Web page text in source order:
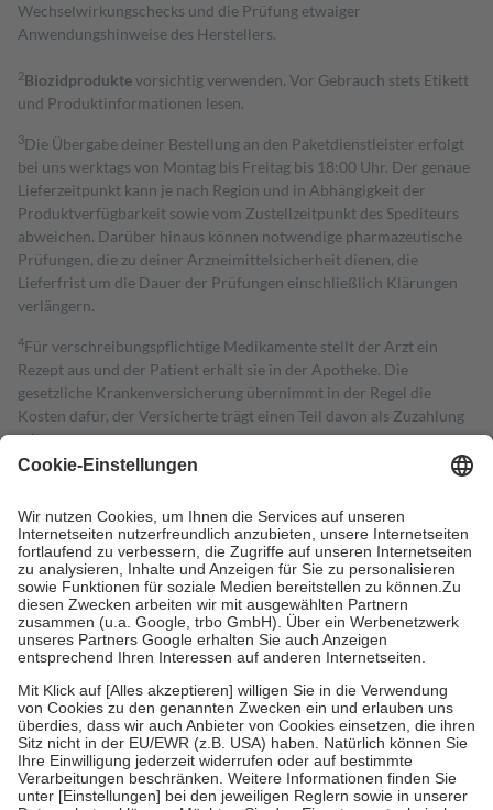
Wechselwirkungschecks und die Prüfung etwaiger
Anwendungshinweise des Herstellers.
2Biozidproduktevorsichtig verwenden. Vor Gebrauch stets Etikett
und Produktinformationen lesen.
3Die Übergabe deiner Bestellung an den Paketdienstleister erfolgt
bei uns werktags von Montag bis Freitag bis 18:00 Uhr. Der genaue
Lieferzeitpunkt kann je nach Region und in Abhängigkeit der
Produktverfügbarkeit sowie vom Zustellzeitpunkt des Spediteurs
abweichen. Darüber hinaus können notwendige pharmazeutische
Prüfungen, die zu deiner Arzneimittelsicherheit dienen, die
Lieferfrist um die Dauer der Prüfungen einschließlich Klärungen
verlängern.
4Für verschreibungspflichtige Medikamente stellt der Arzt ein
Rezept aus und der Patient erhält sie in der Apotheke. Die
gesetzliche Krankenversicherung übernimmt in der Regel die
Kosten dafür, der Versicherte trägt einen Teil davon als Zuzahlung
mit.
Grundsätzlich leisten Mitglieder Zuzahlungen in Höhe von zehn
höchstens zehn Euro.
Es sind jedoch nie mehr als die tatsächlichen
Kosten der Leistung zu entrichten.
Diese Regeln gelten grundsätzlich auch für Online-Apotheken.
Bei Heilmitteln und häuslicher Krankenpflege beträgt die
Zuzahlung zehn Prozent der Kosten sowie zehn Euro je
Verordnung.
Um das Engagement der Versicherten für ihre eigene Gesundheit zu
stärken und die besondere Stellung der Familie zu unterstützen,
fallenkeine Zuzahlungenan bei:
• Kindern und Jugendlichen bis zum vollendeten 18. Lebensjahr
mit Ausnahme der Fahrkosten
• Untersuchungen zur Vorsorge und Früherkennung, die von der
GKV getragen werden